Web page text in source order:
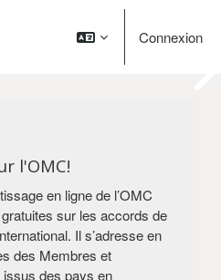
Connexion
commerciales
connecter
l'OMC!
en ligne de l’OMC
sur les accords de
Il s’adresse en
des Membres et
issus des pays en